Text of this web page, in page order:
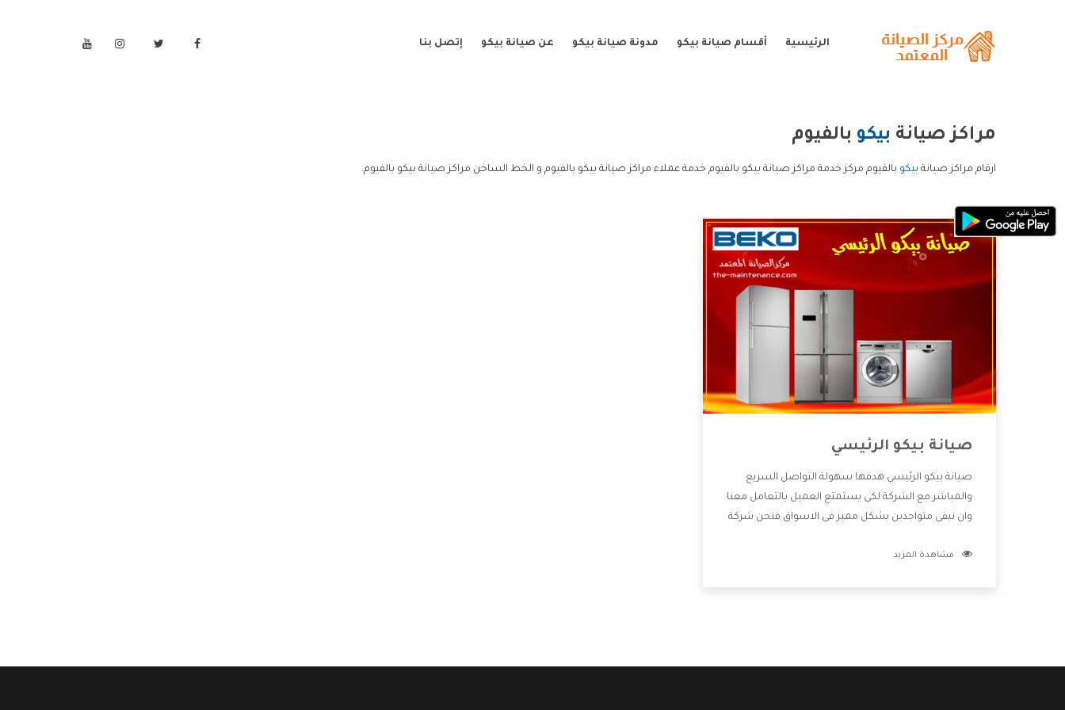
الرئيسية أقسام صيانة بيكو مدونة صيانة بيكو عن صيانة بيكو إتصل بنا
مراكز صيانة بيكو بالفيوم
ارقام مراكز صيانة بيكو بالفيوم مركز خدمة مراكز صيانة بيكو بالفيوم خدمة عملاء مراكز صيانة بيكو بالفيوم و الخط الساخن مراكز صيانة بيكو بالفيوم.
صيانة بيكو الرئيسي
صيانة بيكو الرئيسي هدفها سهولة التواصل السريع
والمباشر مع الشركة لكى يستمتع العميل بالتعامل معنا
وان نبقى متواجدين بشكل مميز فى الاسواق فنحن شركة
بالخدمات التى تنفرد الشركة بها والتى تكون منها خدمة
مشاهدة المزيد